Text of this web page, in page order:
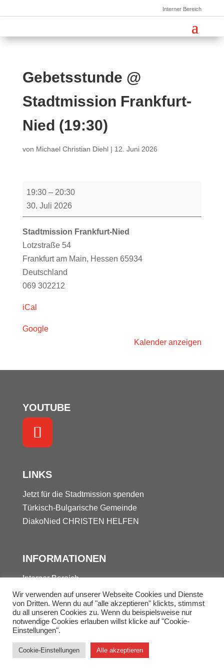
Interner Bereich
Gebetsstunde @
Stadtmission Frankfurt-
Nied (19:30)
von Michael Christian Diehl| 12. Juni 2026
Gebetsstunde
@
Stadtmission
Frankfurt-
Nied
(19:30)
19:30 – 20:30
30. Juli 2026
Stadtmission Frankfurt-Nied
Lotzstraße 54
Frankfurt am Main, Hessen 65934
Deutschland
069 302212
iCal
Google
Kalender anzeigen
YOUTUBE
LINKS
Jetzt für die Stadtmission spenden
Türkisch-Bulgarische Gemeinde
DiakoNied CHRISTEN HELFEN
INFORMATIONEN
Interner Bereich
Kontakt
Datenschutz
Impressum
© 2025 Stadtmission Frankfurt-Nied
Wir verwenden auf unserer Webseite Cookies und Dienste
von Dritten. Wenn du auf "alle akzeptieren" klickts, stimmst
du all unseren Cookies zu. Wenn du beispielsweise nur
notwendige Cookies erlauben willst klicke auf "Cookie-
Einstellungen".
Cookie-Einstellungen Alle akzeptieren